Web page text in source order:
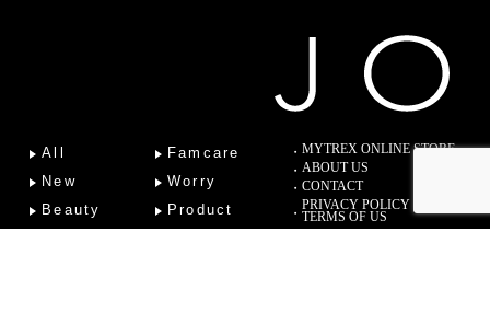
All
New
Beauty
Famcare
Worry
Product
MYTREX ONLINE STORE
ABOUT US
CONTACT
PRIVACY POLICY
TERMS OF US